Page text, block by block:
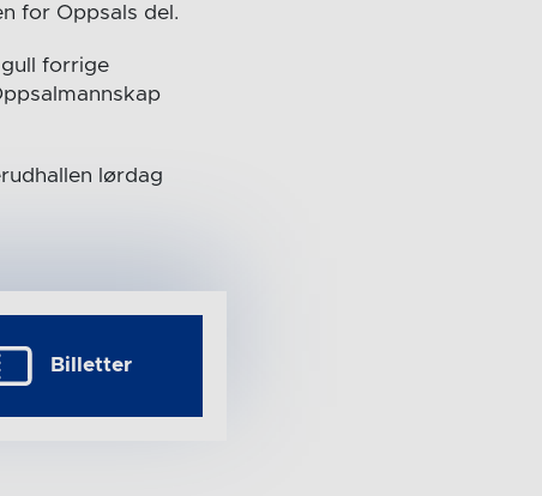
for Oppsals del.
forrige
lørdag
Billetter